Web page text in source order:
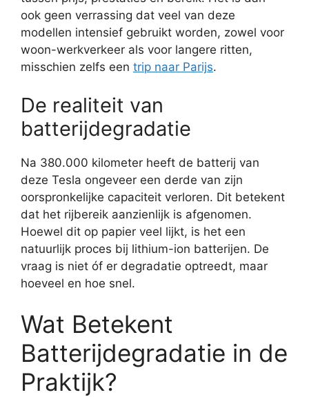
ook geen verrassing dat veel van deze
modellen intensief gebruikt worden, zowel voor
woon-werkverkeer als voor langere ritten,
misschien zelfs een trip naar Parijs.
De realiteit van
batterijdegradatie
Na 380.000 kilometer heeft de batterij van
deze Tesla ongeveer een derde van zijn
oorspronkelijke capaciteit verloren. Dit betekent
dat het rijbereik aanzienlijk is afgenomen.
Hoewel dit op papier veel lijkt, is het een
natuurlijk proces bij lithium-ion batterijen. De
vraag is niet óf er degradatie optreedt, maar
hoeveel en hoe snel.
Wat Betekent
Batterijdegradatie in de
Praktijk?